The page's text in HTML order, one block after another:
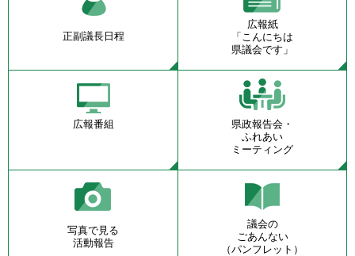
正副議長日程
広報紙
「こんにちは
県議会です」
広報番組
県政報告会・
ふれあい
ミーティング
写真で見る
活動報告
議会の
ごあんない
（パンフレット）